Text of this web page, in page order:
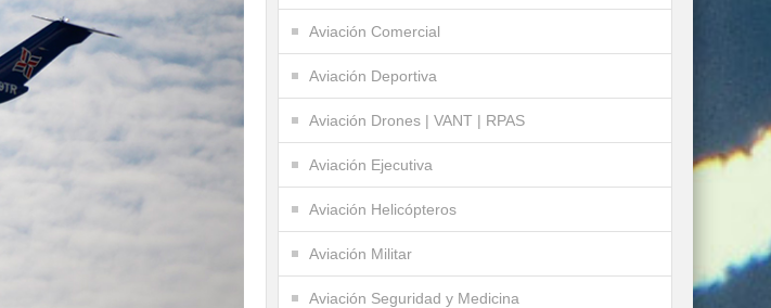
Aviación Comercial
Aviación Deportiva
Aviación Drones | VANT | RPAS
Aviación Ejecutiva
Aviación Helicópteros
Aviación Militar
Aviación Seguridad y Medicina